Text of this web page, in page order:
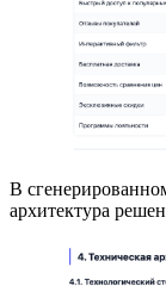
В
архитектура